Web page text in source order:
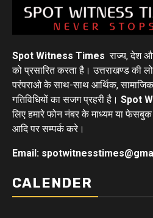
Spot Witness Times राज्य, देश
को प्रसारित करता है। उत्तराखण्ड की
परंपराओ के साथ-साथ आर्थिक, सामाजिक
गतिविधियों का सजग प्रहरी है। Spot
लिए हमारे फोन नंबर के माध्यम या
आदि पर सम्पर्क करे।
Email:
CALENDER